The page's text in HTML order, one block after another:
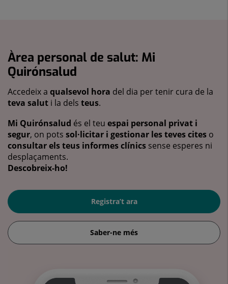
Àrea personal de salut: Mi
Quirónsalud
Accedeix a qualsevol hora del dia per tenir cura de la
teva salut i la dels teus.
Mi Quirónsalud és el teu espai personal privat i
segur, on pots sol·licitar i gestionar les teves cites o
consultar els teus informes clínics sense esperes ni
desplaçaments.
Descobreix-ho!
Registra’t ara
Saber-ne més